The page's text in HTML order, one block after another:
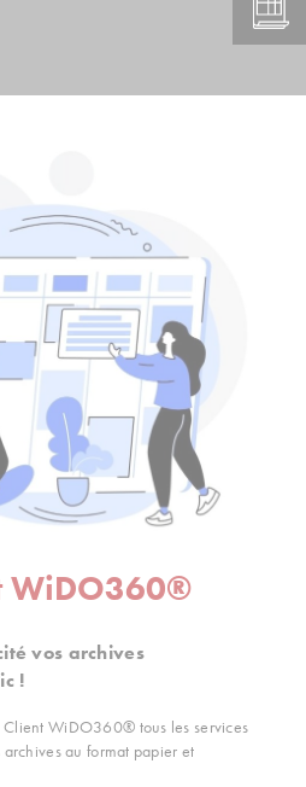
WiDO360®
vos archives
!
Client WiDO360® tous les services
au format papier et